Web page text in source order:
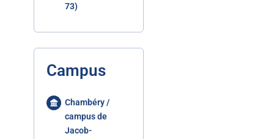
73)
Campus
Chambéry /
campus de
Jacob-